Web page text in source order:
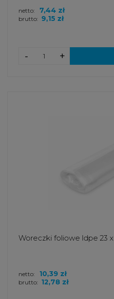
brutto: 9,15 zł
netto: 7,44 zł
+
-
Woreczki foliowe ldpe 23
brutto: 12,78 zł
netto: 10,39 zł